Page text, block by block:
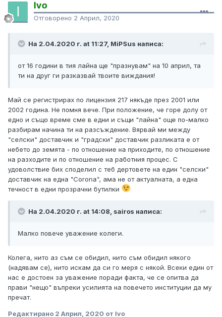
Ivo
Отговорено 2 Април, 2020
На 2.04.2020 г. at 11:27, MiPSus написа:
от 16 години в тия лайна ще "празнувам" на 10 април, та
ти на друг ги разказвай твоите виждания!
Май се регистрирах по лицензия 217 някъде през 2001 или
2002 година. Не помня вече. При положение, че горе долу от
едно и също време сме в едни и същи "лайна" още по-малко
разбирам начина ти на разсъждение. Вярвай ми между
"селски" доставчик и "градски" доставчик разликата е от
небето до земята - по отношение на приходите, по отношение
на разходите и по отношение на работния процес. С
удоволствие бих споделил с теб дертовете на един "селски"
доставчик на една "Corona", ама не от актуалната, а една
течност в едни прозрачни бутилки
На 2.04.2020 г. at 14:08, sairos написа:
Малко повече уважение колеги.
Колега, нито аз съм се обидил, нито съм обидил някого
(надявам се), нито искам да си го меря с някой. Всеки един от
нас е достоен за уважение поради факта, че се опитва да
прави "нещо" въпреки усилията на повечето институции да му
пречат.
Редактирано 2 Април, 2020 от Ivo